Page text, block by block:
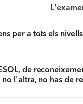
per a tots els
de
no l'altra, no has de